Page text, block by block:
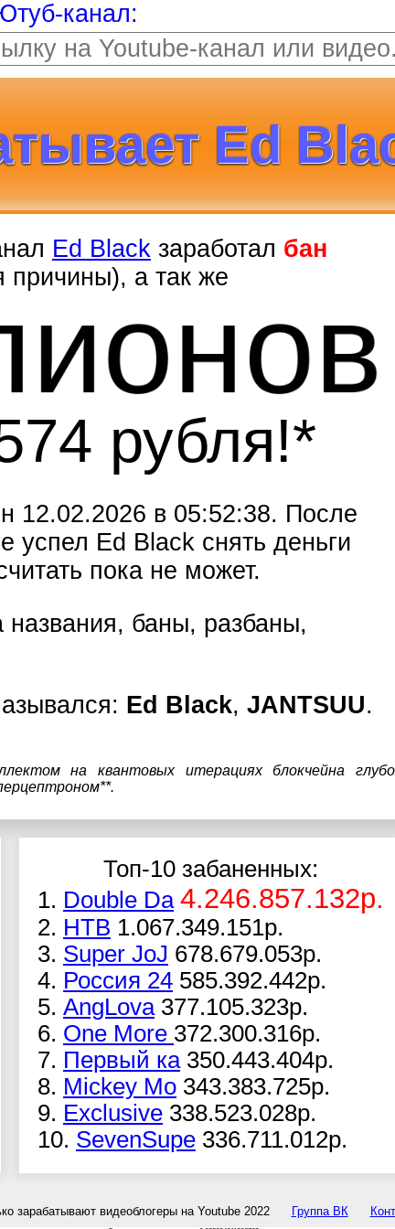
канал:
Ed
Ed Blackзаработал бан
причины), а так же
рубля!*
12.02.2026 в 05:52:38. После
успел Ed Black снять деньги
пока не может.
баны, разбаны,
Ed Black, JANTSUU.
на квантовых итерациях блокчейна
Топ-10 забаненных:
1. Double Da 4.246.857.132р.
2. НТВ 1.067.349.151р.
3. Super JoJ 678.679.053р.
4. Россия 24 585.392.442р.
5. AngLova 377.105.323р.
6. One More 372.300.316р.
7. Первый ка 350.443.404р.
8. Mickey Mo 343.383.725р.
9. Exclusive 338.523.028р.
10. SevenSupe 336.711.012р.
зарабатывают видеоблогеры на Youtube 2022 Группа ВК